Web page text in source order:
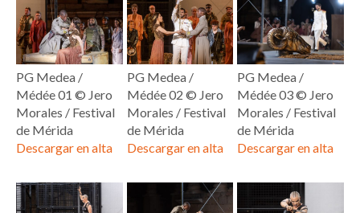
PG Medea /
Médée 01 © Jero
Morales / Festival
de Mérida
Descargar en alta
PG Medea /
Médée 02 © Jero
Morales / Festival
de Mérida
Descargar en alta
PG Medea /
Médée 03 © Jero
Morales / Festival
de Mérida
Descargar en alta